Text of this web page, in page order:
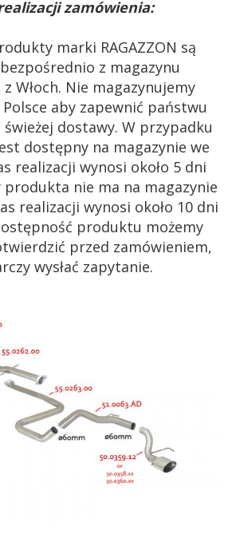
zamówienia:
marki RAGAZZON są
bezpośrednio z magazynu
Włoch. Nie magazynujemy
aby zapewnić państwu
dostawy. W przypadku
dostępny na magazynie we
realizacji wynosi około 5 dni
produkta nie ma na magazynie
realizacji wynosi około 10 dni
produktu możemy
przed zamówieniem,
wysłać zapytanie.